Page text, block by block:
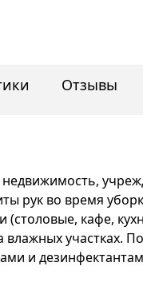
Отзывы
рук во время
(столовые, кафе,
влажных участках.
и